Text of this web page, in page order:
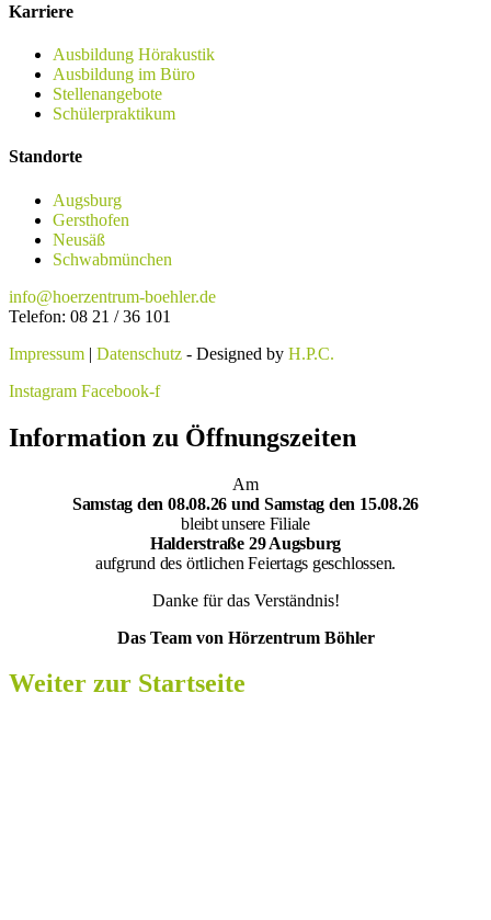
Karriere
Ausbildung Hörakustik
Ausbildung im Büro
Stellenangebote
Schülerpraktikum
Standorte
Augsburg
Gersthofen
Neusäß
Schwabmünchen
info@hoerzentrum-boehler.de
Telefon: 08 21 / 36 101
Impressum | Datenschutz - Designed by H.P.C.
Instagram Facebook-f
Information zu Öffnungszeiten
Am
Samstag den 08.08.26 und Samstag den 15.08.26
bleibt unsere Filiale
Halderstraße 29 Augsburg
aufgrund des örtlichen Feiertags geschlossen.
Danke für das Verständnis!
Das Team von Hörzentrum Böhler
Weiter zur Startseite